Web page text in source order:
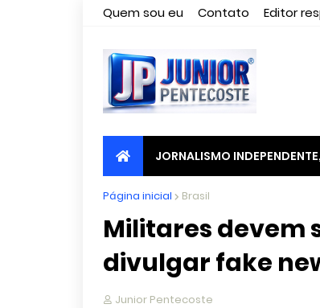
Quem sou eu Contato Editor
JORNALISMO
Página inicial Brasil
Militares devem
divulgar fake
Junior Pentecoste